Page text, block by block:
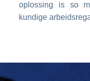
oplossing is so
kundige